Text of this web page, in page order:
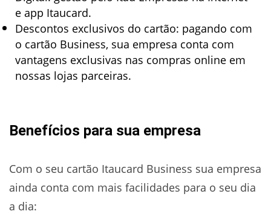
e app Itaucard.
Descontos exclusivos do cartão: pagando com
o cartão Business, sua empresa conta com
vantagens exclusivas nas compras online em
nossas lojas parceiras.
Benefícios para sua empresa
Com o seu cartão Itaucard Business sua empresa
ainda conta com mais facilidades para o seu dia
a dia: